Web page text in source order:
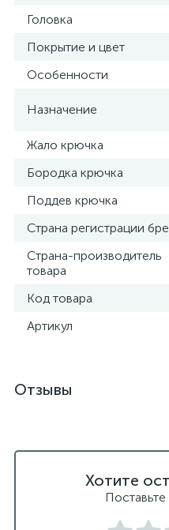
Головка
Покрытие и цвет
Особенности
Назначение
Жало крючка
Бородка крючка
Поддев крючка
Страна регистрации
Страна-производитель
товара
Код товара
Артикул
Отзывы
Хотите